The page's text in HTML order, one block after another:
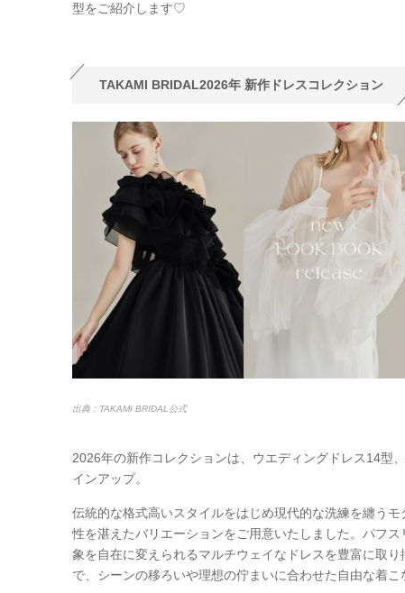
型をご紹介します♡
TAKAMI BRIDAL2026年 新作ドレスコレクション
出典：TAKAMI BRIDAL公式
2026年の新作コレクションは、ウエディングドレス14型
インアップ。
伝統的な格式高いスタイルをはじめ現代的な洗練を纏う
性を湛えたバリエーションをご用意いたしました。パフ
象を自在に変えられるマルチウェイなドレスを豊富に取
で、シーンの移ろいや理想の佇まいに合わせた自由な着